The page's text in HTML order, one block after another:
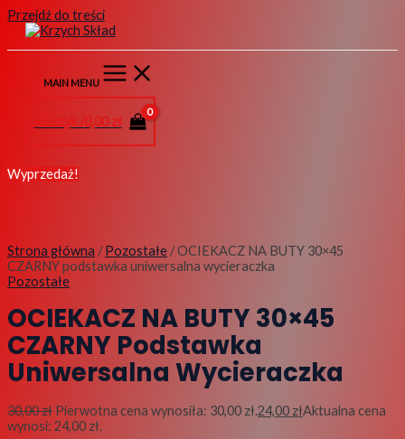
Przejdź do treści
MAIN MENU
0,00 zł
Wyprzedaż!
Strona główna /Pozostałe / OCIEKACZ NA BUTY 30×45
CZARNY podstawka uniwersalna wycieraczka
Pozostałe
OCIEKACZ NA BUTY 30×45
CZARNY Podstawka
Uniwersalna Wycieraczka
30,00zł Pierwotna cena wynosiła: 30,00 zł.24,00 złAktualna cena
wynosi: 24,00 zł.